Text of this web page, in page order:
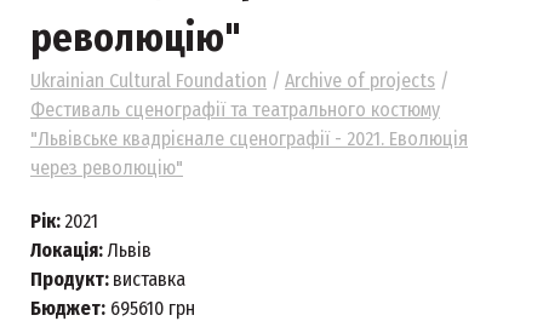
революцію"
Ukrainian Cultural Foundation / Archive of projects /
Фестиваль сценографії та театрального костюму
"Львівське квадрієнале сценографії - 2021. Еволюція
через революцію"
Рік: 2021
Локація:Львів
Продукт: виставка
Бюджет: 695610 грн